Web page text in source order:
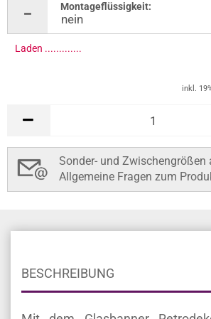
Montageflüssigkeit:
Laden ..............
inkl.
Sonder- und Zwischengrößen
Allgemeine Fragen zum
BESCHREIBUNG